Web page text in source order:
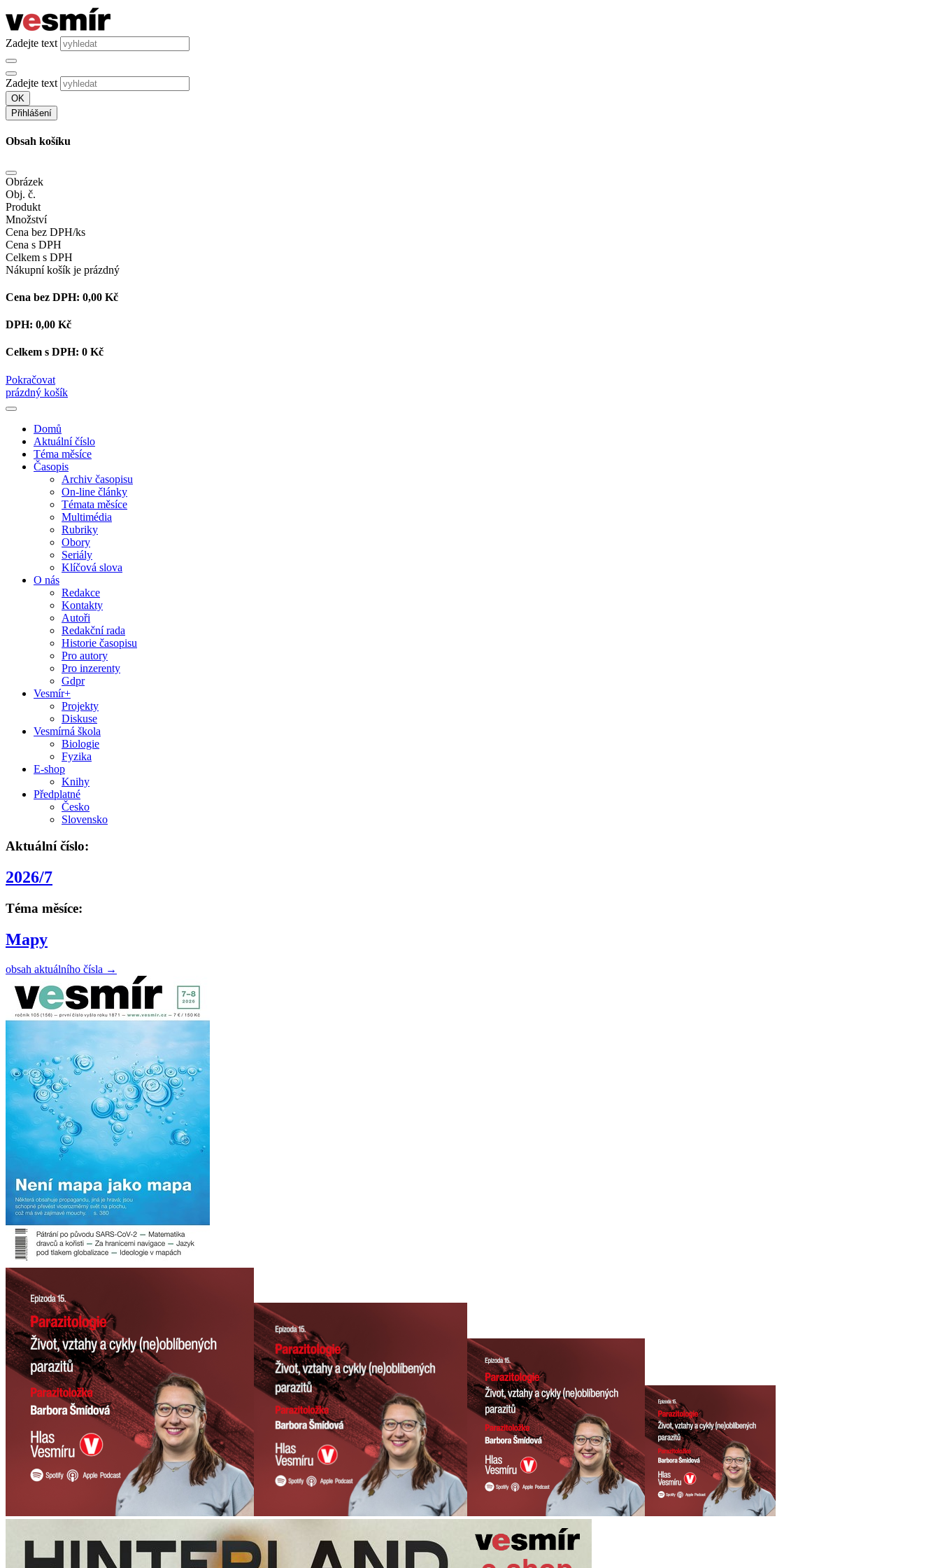
Zadejte text
Zadejte text
OK
Přihlášení
Obsah košíku
Obrázek
Obj. č.
Produkt
Množství
Cena bez DPH/ks
Cena s DPH
Celkem s DPH
Nákupní košík je prázdný
Cena bez DPH: 0,00 Kč
DPH: 0,00 Kč
Celkem s DPH: 0 Kč
Pokračovat
prázdný košík
Domů
Aktuální číslo
Téma měsíce
Časopis
Archiv časopisu
On-line články
Témata měsíce
Multimédia
Rubriky
Obory
Seriály
Klíčová slova
O nás
Redakce
Kontakty
Autoři
Redakční rada
Historie časopisu
Pro autory
Pro inzerenty
Gdpr
Vesmír+
Projekty
Diskuse
Vesmírná škola
Biologie
Fyzika
E-shop
Knihy
Předplatné
Česko
Slovensko
Aktuální číslo:
2026/7
Téma měsíce:
Mapy
obsah aktuálního čísla →